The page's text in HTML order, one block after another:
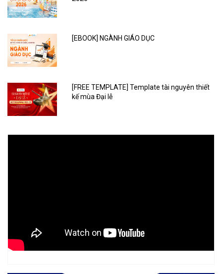
[EBOOK] NGÀNH GIÁO DỤC
[FREE TEMPLATE] Template tài nguyên thiết
kế mùa Đại lễ